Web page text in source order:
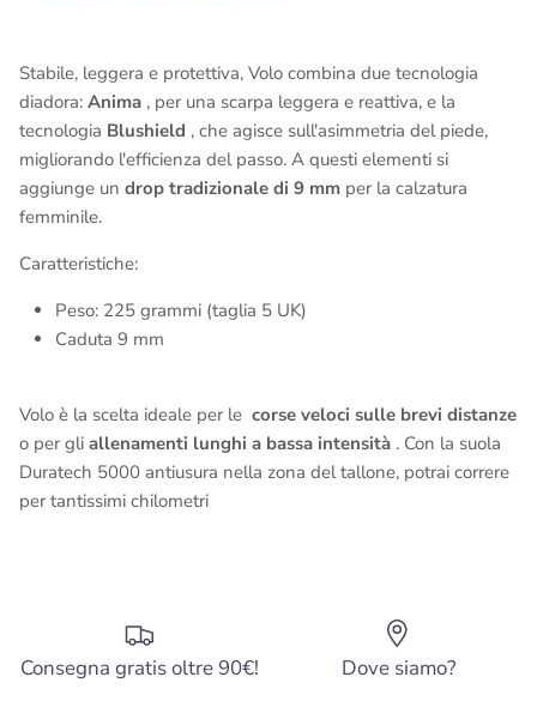
Stabile, leggera e protettiva, Volo combina due tecnologia
diadora: Anima , per una scarpa leggera e reattiva, e la
tecnologia Blushield , che agisce sull'asimmetria del piede,
migliorando l'efficienza del passo. A questi elementi si
aggiunge un drop tradizionale di 9 mm per la calzatura
femminile.
Caratteristiche:
Peso: 225 grammi (taglia 5 UK)
Caduta 9 mm
Volo è la scelta ideale per le corse veloci sulle brevi distanze
o per gli allenamenti lunghi a bassa intensità . Con la suola
Duratech 5000 antiusura nella zona del tallone, potrai correre
per tantissimi chilometri
Consegna gratis oltre 90€! Dove siamo?